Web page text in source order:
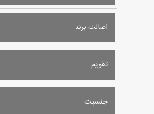
اصالت برند
تقویم
جنسیت